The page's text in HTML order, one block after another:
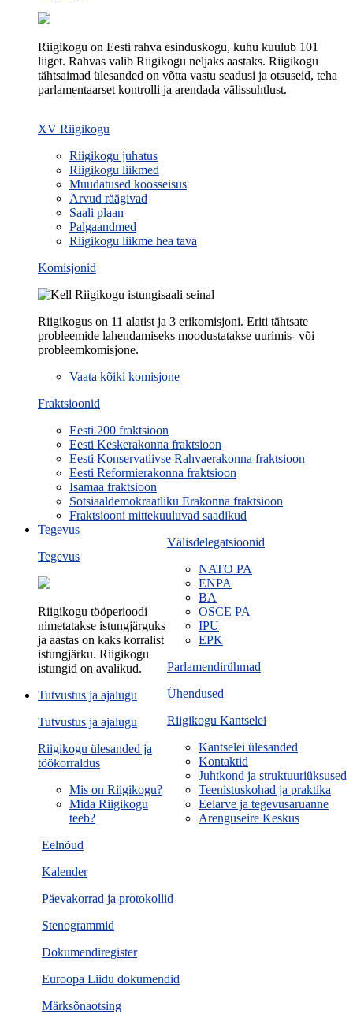
Riigikogu on Eesti rahva esinduskogu, kuhu kuulub 101
liiget. Rahvas valib Riigikogu neljaks aastaks. Riigikogu
tähtsaimad ülesanded on võtta vastu seadusi ja otsuseid, teha
parlamentaarset kontrolli ja arendada välissuhtlust.
XV Riigikogu
Riigikogu juhatus
Riigikogu liikmed
Muudatused koosseisus
Arvud räägivad
Saali plaan
Palgaandmed
Riigikogu liikme hea tava
Komisjonid
Riigikogus on 11 alatist ja 3 erikomisjoni. Eriti tähtsate
probleemide lahendamiseks moodustatakse uurimis- või
probleemkomisjone.
Vaata kõiki komisjone
Fraktsioonid
Eesti 200 fraktsioon
Eesti Keskerakonna fraktsioon
Eesti Konservatiivse Rahvaerakonna fraktsioon
Eesti Reformierakonna fraktsioon
Isamaa fraktsioon
Sotsiaaldemokraatliku Erakonna fraktsioon
Fraktsiooni mittekuuluvad saadikud
Välisdelegatsioonid
NATO PA
ENPA
BA
OSCE PA
IPU
EPK
Parlamendirühmad
Ühendused
Riigikogu Kantselei
Kantselei ülesanded
Kontaktid
Juhtkond ja struktuuriüksused
Teenistuskohad ja praktika
Eelarve ja tegevusaruanne
Arenguseire Keskus
Tegevus
Tegevus
Riigikogu tööperioodi
nimetatakse istungjärguks
ja aastas on kaks korralist
istungjärku. Riigikogu
istungid on avalikud.
Eelnõud
Kalender
Päevakorrad ja protokollid
Stenogrammid
Dokumendiregister
Euroopa Liidu dokumendid
Märksõnaotsing
Tutvustus ja ajalugu
Tutvustus ja ajalugu
Riigikogu ülesanded ja
töökorraldus
Mis on Riigikogu?
Mida Riigikogu
teeb?